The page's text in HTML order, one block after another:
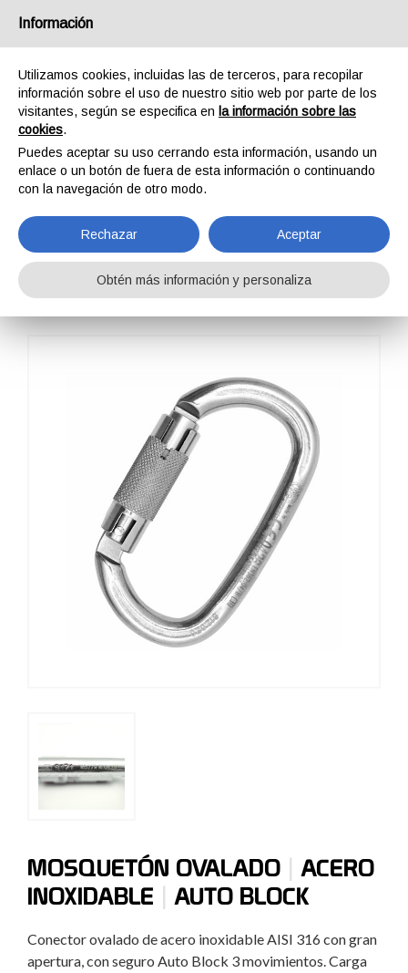
MOSQUETONES / CONECTORES
OVALONE INOX AUTO BLOCK
OVALONE INOX AUTO
BLOCK
MOSQUETÓN OVALADO
ACERO
INOXIDABLE
AUTO BLOCK
Conector ovalado de acero inoxidable AISI 316 con gran
apertura, con seguro Auto Block 3 movimientos. Carga
Información
Utilizamos cookies, incluidas las de terceros, para recopilar
información sobre el uso de nuestro sitio web por parte de los
visitantes, según se especifica en la información sobre las
cookies.
Puedes aceptar su uso cerrando esta información, usando un
enlace o un botón de fuera de esta información o continuando
con la navegación de otro modo.
Rechazar Aceptar
Obtén más información y personaliza